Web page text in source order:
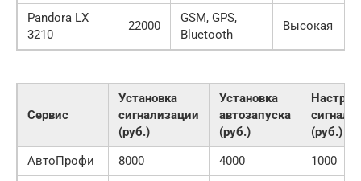
Pandora LX
3210
22000
GSM, GPS,
Bluetooth
Высокая
Сервис
Установка
сигнализации
(руб.)
Установка
автозапуска
(руб.)
(руб.)
АвтоПрофи
8000 4000
1000